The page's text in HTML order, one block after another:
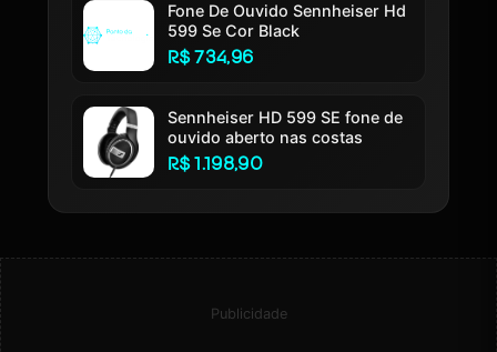
Fone De Ouvido Sennheiser Hd
599 Se Cor Black
R$ 734,96
Sennheiser HD 599 SE fone de
ouvido aberto nas costas
R$ 1.198,90
Publicidade